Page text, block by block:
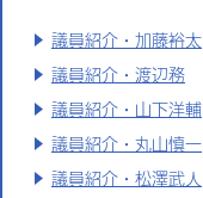
議員紹介・加藤裕太
議員紹介・渡辺務
議員紹介・山下洋輔
議員紹介・丸山慎一
議員紹介・松澤武人